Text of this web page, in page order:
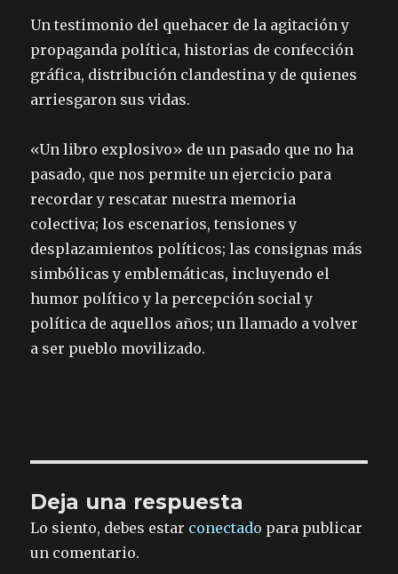
Un testimonio del quehacer de la agitación y
propaganda política, historias de confección
gráfica, distribución clandestina y de quienes
arriesgaron sus vidas.
«Un libro explosivo» de un pasado que no ha
pasado, que nos permite un ejercicio para
recordar y rescatar nuestra memoria
colectiva; los escenarios, tensiones y
desplazamientos políticos; las consignas más
simbólicas y emblemáticas, incluyendo el
humor político y la percepción social y
política de aquellos años; un llamado a volver
a ser pueblo movilizado.
Deja una respuesta
Lo siento, debes estar conectado para publicar
un comentario.